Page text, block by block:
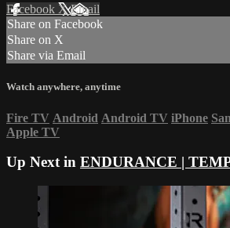
Facebook XEmail
Share on Facebook
Share on X
Share via Email
Watch anywhere, anytime
Fire TV Android Android TV iPhone
Apple TV
Up Next in ENDURANCE |